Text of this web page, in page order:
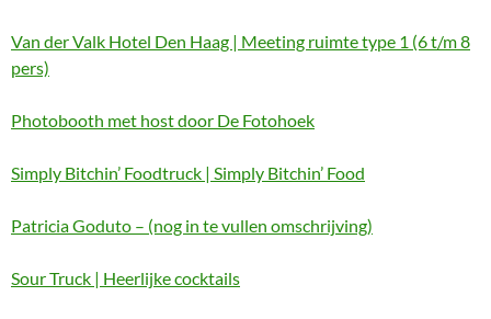
Van der Valk Hotel Den Haag | Meeting ruimte type 1 (6 t/m 8
pers)
Photobooth met host door De Fotohoek
Simply Bitchin’ Foodtruck | Simply Bitchin’ Food
Patricia Goduto – (nog in te vullen omschrijving)
Sour Truck | Heerlijke cocktails